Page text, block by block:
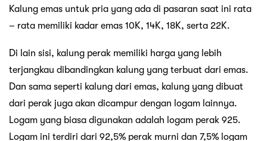
Kalung emas untuk pria yang ada di pasaran saat ini rata
– rata memiliki kadar emas 10K, 14K, 18K, serta 22K.
Di lain sisi, kalung perak memiliki harga yang lebih
terjangkau dibandingkan kalung yang terbuat dari emas.
Dan sama seperti kalung dari emas, kalung yang dibuat
dari perak juga akan dicampur dengan logam lainnya.
Logam yang biasa digunakan adalah logam perak 925.
Logam ini terdiri dari 92,5% perak murni dan 7,5% logam